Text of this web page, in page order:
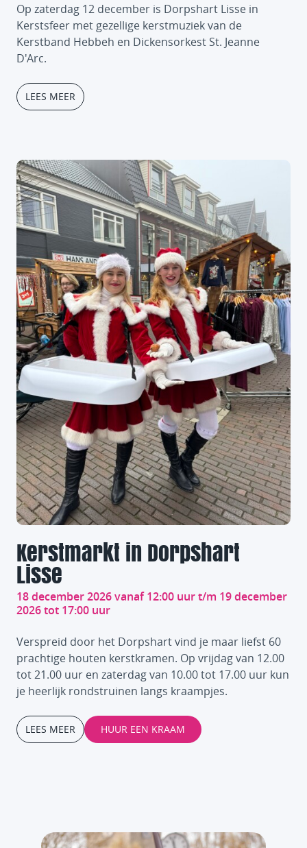
Op zaterdag 12 december is Dorpshart Lisse in
Kerstsfeer met gezellige kerstmuziek van de
Kerstband Hebbeh en Dickensorkest St. Jeanne
D'Arc.
LEES MEER
Kerstmarkt in Dorpshart
Lisse
18 december 2026 vanaf 12:00 uur t/m 19 december
2026 tot 17:00 uur
Verspreid door het Dorpshart vind je maar liefst 60
prachtige houten kerstkramen. Op vrijdag van 12.00
tot 21.00 uur en zaterdag van 10.00 tot 17.00 uur kun
je heerlijk rondstruinen langs kraampjes.
LEES MEER HUUR EEN KRAAM